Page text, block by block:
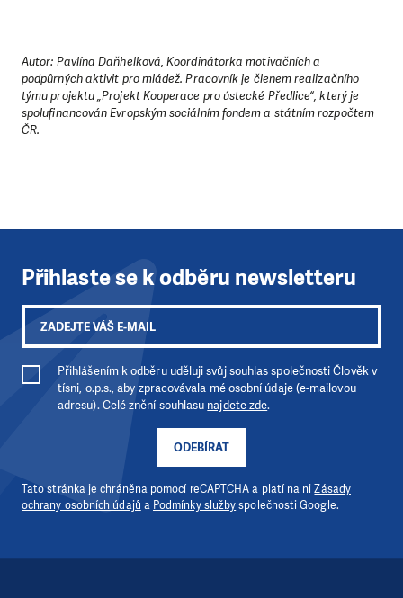
Autor: Pavlína Daňhelková, Koordinátorka motivačních a
podpůrných aktivit pro mládež. Pracovník je členem realizačního
týmu projektu „Projekt Kooperace pro ústecké Předlice“, který je
spolufinancován Evropským sociálním fondem a státním rozpočtem
ČR.
LÍBÍ SE VÁM, CO DĚLÁME?
PODPOŘTE NÁS!
Abychom mohli pomáhat smysluplně, neobejdeme se
Klubu přátel, Vaše dary nám umožní pomoci vždy tam,
Přihlaste se k odběru newsletteru
ODEBÍRAT
Přihlášením k odběru uděluji svůj souhlas společnosti Člověk v
tísni, o.p.s., aby zpracovávala mé osobní údaje (e-mailovou
adresu). Celé znění souhlasu najdete zde.
Tato stránka je chráněna pomocí reCAPTCHA a platí na niZásady
ochrany osobních údajů a Podmínky službyspolečnosti Google.